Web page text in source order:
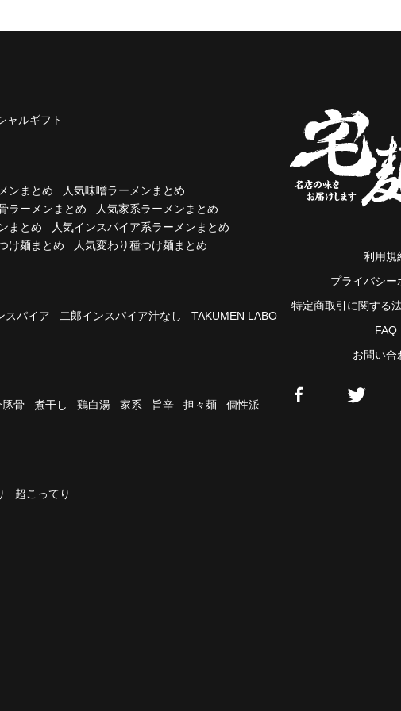
ャルギフト
ンまとめ
人気味噌ラーメンまとめ
ラーメンまとめ
人気家系ラーメンまとめ
まとめ
人気インスパイア系ラーメンまとめ
け麺まとめ 人気変わり種つけ麺まとめ
スパイア 二郎インスパイア汁なし
TAKUMEN LABO
豚骨 煮干し 鶏白湯 家系 旨辛 担々麺
個性派
超こってり
利用規
プライバシー
特定商取引に関する
FAQ
お問い合